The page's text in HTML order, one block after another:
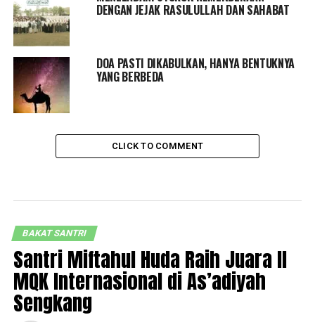
DENGAN JEJAK RASULULLAH DAN SAHABAT
DOA PASTI DIKABULKAN, HANYA BENTUKNYA
YANG BERBEDA
CLICK TO COMMENT
BAKAT SANTRI
Santri Miftahul Huda Raih Juara II
MQK Internasional di As’adiyah
Sengkang